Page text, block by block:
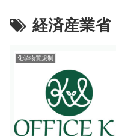
経済産業省
化学物質規制